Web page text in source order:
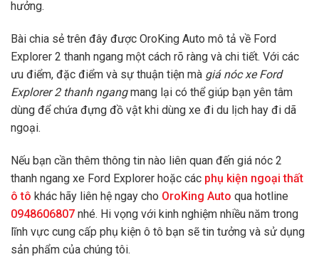
hưởng.
Bài chia sẻ trên đây được OroKing Auto mô tả về Ford
Explorer 2 thanh ngang một cách rõ ràng và chi tiết. Với các
ưu điểm, đặc điểm và sự thuận tiện mà giá nóc xe Ford
Explorer 2 thanh ngangmang lại có thể giúp bạn yên tâm
dùng để chứa đựng đồ vật khi dùng xe đi du lịch hay đi dã
ngoại.
Nếu bạn cần thêm thông tin nào liên quan đến giá nóc 2
thanh ngang xe Ford Explorer hoặc các phụ kiện ngoại thất
ô tô khác hãy liên hệ ngay cho OroKing Auto qua hotline
0948606807 nhé. Hi vọng với kinh nghiệm nhiều năm trong
lĩnh vực cung cấp phụ kiện ô tô bạn sẽ tin tưởng và sử dụng
sản phẩm của chúng tôi.